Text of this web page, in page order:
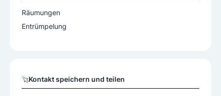
Räumungen
Entrümpelung
Kontakt speichern und teilen